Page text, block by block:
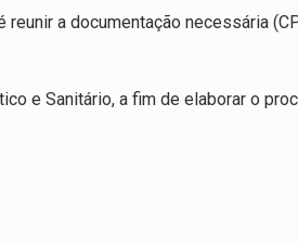
a documentação necessária
e Sanitário, a fim de elaborar o